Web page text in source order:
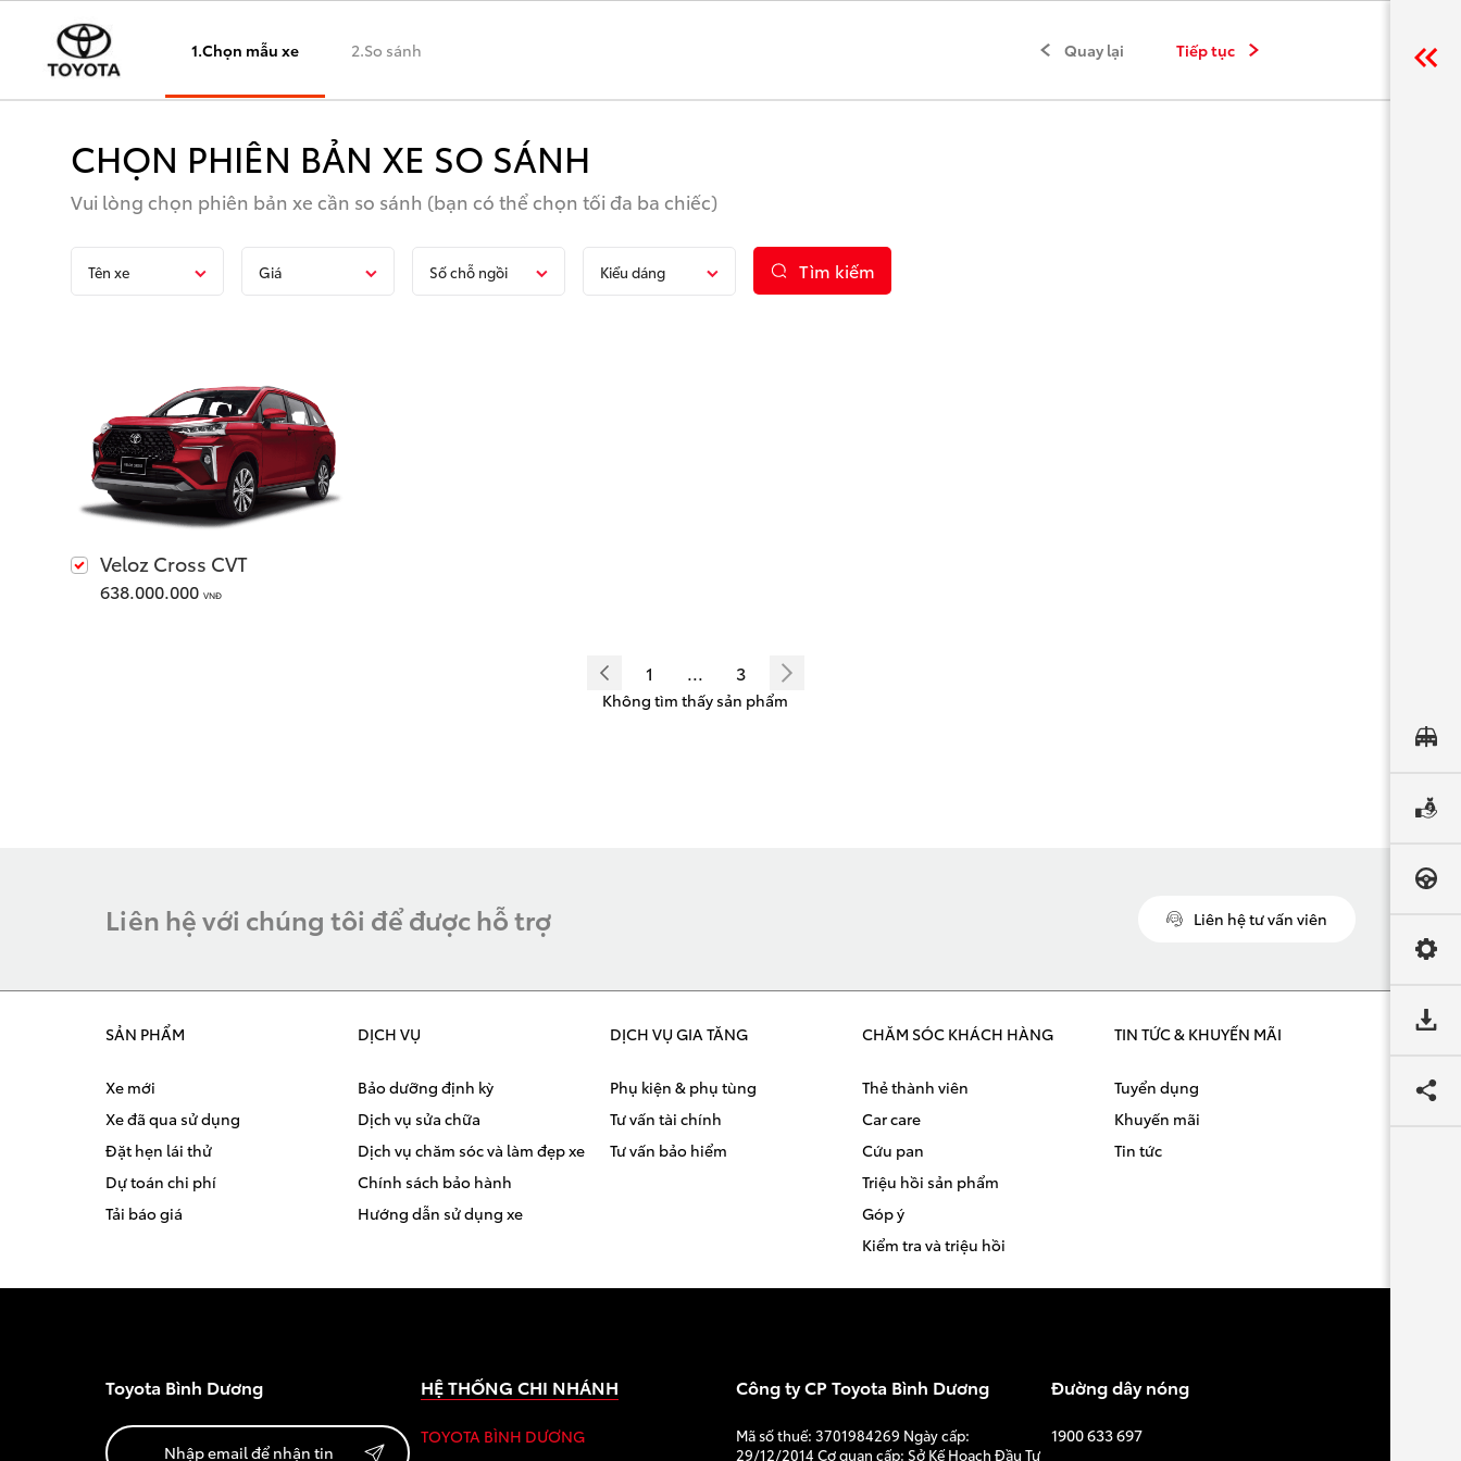
1.Chọn mẫu xe 2.So sánh Quay lại Tiếp tục
CHỌN PHIÊN BẢN XE SO SÁNH
Vui lòng chọn phiên bản xe cần so sánh (bạn có thể chọn tối đa ba chiếc)
Tên xe Giá Số chỗ ngồi Kiểu dáng Tìm kiếm
Veloz Cross CVT
638.000.000 VNĐ
1 ... 3
Không tìm thấy sản phẩm
Liên hệ với chúng tôi để được hỗ trợ Liên hệ tư vấn viên
SẢN PHẨM
Xe mới
Xe đã qua sử dụng
Đặt hẹn lái thử
Dự toán chi phí
Tải báo giá
DỊCH VỤ
Bảo dưỡng định kỳ
Dịch vụ sửa chữa
Dịch vụ chăm sóc và làm đẹp xe
Chính sách bảo hành
Hướng dẫn sử dụng xe
DỊCH VỤ GIA TĂNG
Phụ kiện & phụ tùng
Tư vấn tài chính
Tư vấn bảo hiểm
CHĂM SÓC KHÁCH HÀNG
Thẻ thành viên
Car care
Cứu pan
Triệu hồi sản phẩm
Góp ý
Kiểm tra và triệu hồi
TIN TỨC & KHUYẾN MÃI
Tuyển dụng
Khuyến mãi
Tin tức
Toyota Bình Dương HỆ THỐNG CHI NHÁNH
TOYOTA BÌNH DƯƠNG
Công ty CP Toyota Bình Dương
Mã số thuế: 3701984269 Ngày cấp:
29/12/2014 Cơ quan cấp: Sở Kế Hoạch Đầu Tư
Đường dây nóng
1900 633 697